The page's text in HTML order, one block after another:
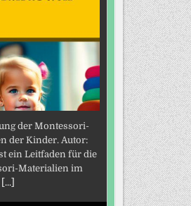
der Montessori-
der Kinder. Autor:
ein Leitfaden für die
Materialien im
[...]